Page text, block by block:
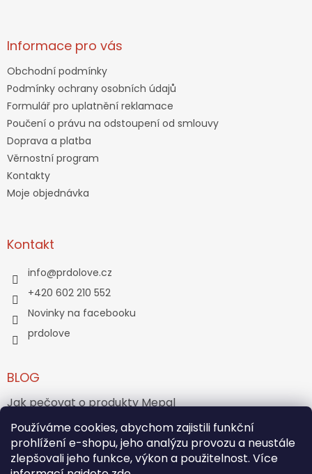
Používáme cookies, abychom zajistili funkční
prohlížení e-shopu, jeho analýzu provozu a neustále
zlepšovali jeho funkce, výkon a použitelnost. Více
Informace pro vás
Obchodní podmínky
Podmínky ochrany osobních údajů
Formulář pro uplatnění reklamace
Poučení o právu na odstoupení od smlouvy
Doprava a platba
Věrnostní program
Kontakty
Moje objednávka
Kontakt
info@prdolove.cz
+420 602 210 552
Novinky na facebooku
prdolove
BLOG
Jak pečovat o produkty Mepal
Jak vznikl medvídek Teddy Bear?
ARCHIV